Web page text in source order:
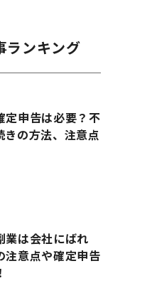
ランキング
定申告は必要？不
きの方法、注意点
業は会社にばれ
注意点や確定申告